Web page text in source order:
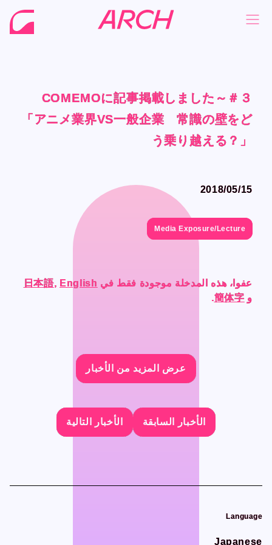
COMEMOに記事掲載しました～＃３
「アニメ業界VS一般企業 常識の壁をど
う乗り越える？」
2018/05/15
عفوا، هذه المدخلة موجودة فقط في 日本語, English
و 簡体字
.
عرض المزيد من الأخبار
الأخبار السابقة الأخبار التالية
Language
Japanese
COMEMOに記事掲載しました～＃３
「アニメ業界VS一般企業 常識の壁をど
う乗り越える？」
عفوا، هذه المدخلة موجودة فقط في 日本語, English
و 簡体字
.
عرض المزيد من الأخبار
الأخبار السابقة الأخبار التالية
COMEMOに記事掲載しました～＃３
「アニメ業界VS一般企業 常識の壁をど
う乗り越える？」
Media Exposure/Lecture
عفوا، هذه المدخلة موجودة فقط في 日本語, English
و 簡体字
.
عرض المزيد من الأخبار
الأخبار السابقة الأخبار التالية
NEWS
COMPANY
PHILOSOPHY
MEMBER
CONTACT
NEWS
COMPANY
PHILOSOPHY
MEMBER
CONTACT
COMEMOに記事掲載しました～＃３
「アニメ業界VS一般企業 常識の壁をど
う乗り越える？」
2018/05/15
Media Exposure/Lecture
عفوا، هذه المدخلة موجودة فقط في 日本語, English
و 簡体字
.
عرض المزيد من الأخبار
الأخبار السابقة الأخبار التالية
Language
Japanese